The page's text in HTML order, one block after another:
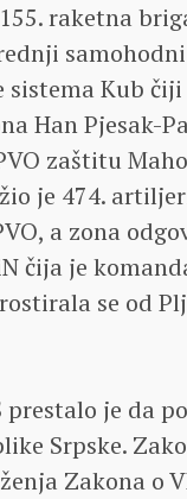
raketna
sistema Kub
Han Pjesak-
zaštitu
je 474.
a zona
čija je
se od
prestalo je da
Srpske.
Zakona o